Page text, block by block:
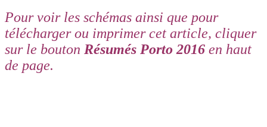
Pour voir les schémas ainsi que pour
télécharger ou imprimer cet article, cliquer
sur le bouton Résumés Porto 2016 en haut
de page.